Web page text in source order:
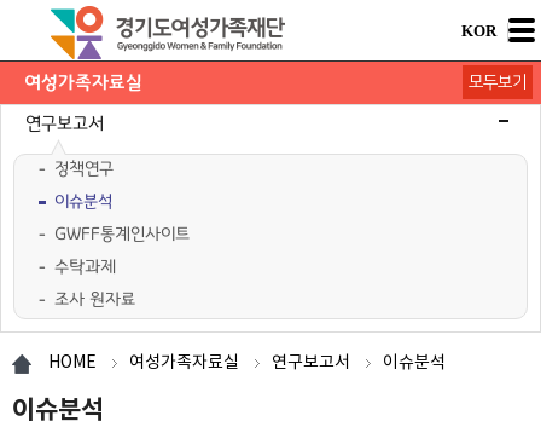
KOR
여성가족자료실
연구보고서
정책연구
이슈분석
GWFF통계인사이트
수탁과제
조사 원자료
학술행사자료
사업·교육 자료
경기여성가족통계
여성가족도서관 `여울`
모두보기
HOME 여성가족자료실 연구보고서 이슈분석
이슈분석